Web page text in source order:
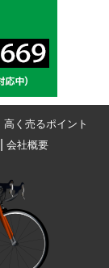
高く売るポイント
会社概要